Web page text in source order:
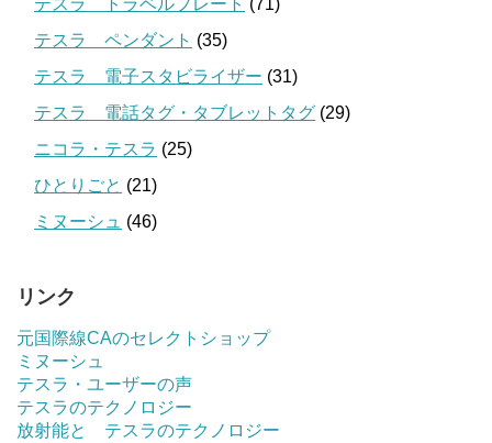
テスラ トラベルプレート (71)
テスラ ペンダント (35)
テスラ 電子スタビライザー (31)
テスラ 電話タグ・タブレットタグ (29)
ニコラ・テスラ (25)
ひとりごと (21)
ミヌーシュ (46)
リンク
元国際線CAのセレクトショップ
ミヌーシュ
テスラ・ユーザーの声
テスラのテクノロジー
放射能と テスラのテクノロジー